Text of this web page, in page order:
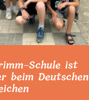
Schule ist
beim Deutschen